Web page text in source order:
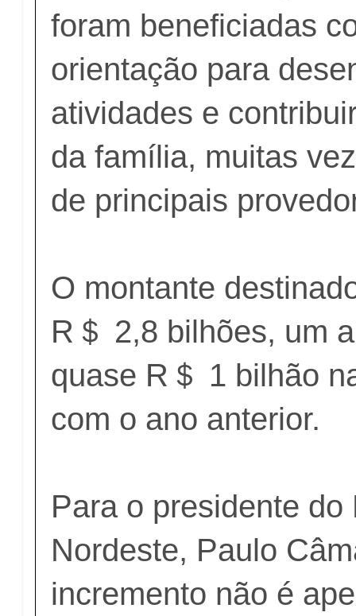
foram beneficiadas
orientação para
atividades e
da família, muitas
de principais
O montante
R＄ 2,8 bilhões, um
quase R＄ 1 bilhão
com o ano anterior.
Para o presidente do
Nordeste, Paulo
incremento não é